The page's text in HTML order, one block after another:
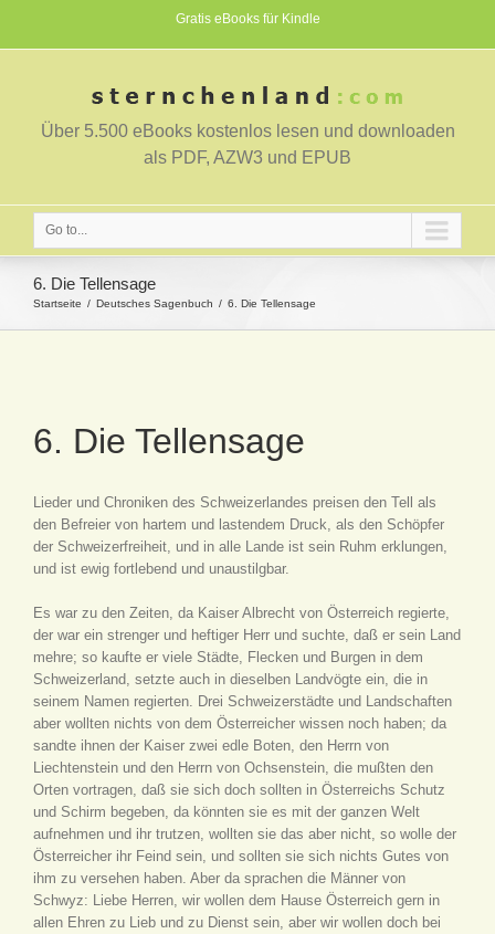
Gratis eBooks für Kindle
Über 5.500 eBooks kostenlos lesen und downloaden
als PDF, AZW3 und EPUB
Go to...
6. Die Tellensage
Startseite Deutsches Sagenbuch 6. Die Tellensage
6. Die Tellensage
Lieder und Chroniken des Schweizerlandes preisen den Tell als
den Befreier von hartem und lastendem Druck, als den Schöpfer
der Schweizerfreiheit, und in alle Lande ist sein Ruhm erklungen,
und ist ewig fortlebend und unaustilgbar.
Es war zu den Zeiten, da Kaiser Albrecht von Österreich regierte,
der war ein strenger und heftiger Herr und suchte, daß er sein Land
mehre; so kaufte er viele Städte, Flecken und Burgen in dem
Schweizerland, setzte auch in dieselben Landvögte ein, die in
seinem Namen regierten. Drei Schweizerstädte und Landschaften
aber wollten nichts von dem Österreicher wissen noch haben; da
sandte ihnen der Kaiser zwei edle Boten, den Herrn von
Liechtenstein und den Herrn von Ochsenstein, die mußten den
Orten vortragen, daß sie sich doch sollten in Österreichs Schutz
und Schirm begeben, da könnten sie es mit der ganzen Welt
aufnehmen und ihr trutzen, wollten sie das aber nicht, so wolle der
Österreicher ihr Feind sein, und sollten sie sich nichts Gutes von
ihm zu versehen haben. Aber da sprachen die Männer von
Schwyz: Liebe Herren, wir wollen dem Hause Österreich gern in
allen Ehren zu Lieb und zu Dienst sein, aber wir wollen doch bei